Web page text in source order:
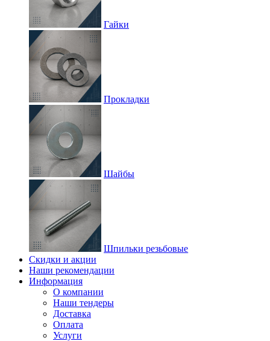
Гайки
Прокладки
Шайбы
Шпильки резьбовые
Скидки и акции
Наши рекомендации
Информация
О компании
Наши тендеры
Доставка
Оплата
Услуги